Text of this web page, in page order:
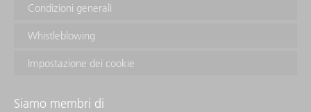
Condizioni generali
Whistleblowing
Impostazione dei cookie
Siamo membri di